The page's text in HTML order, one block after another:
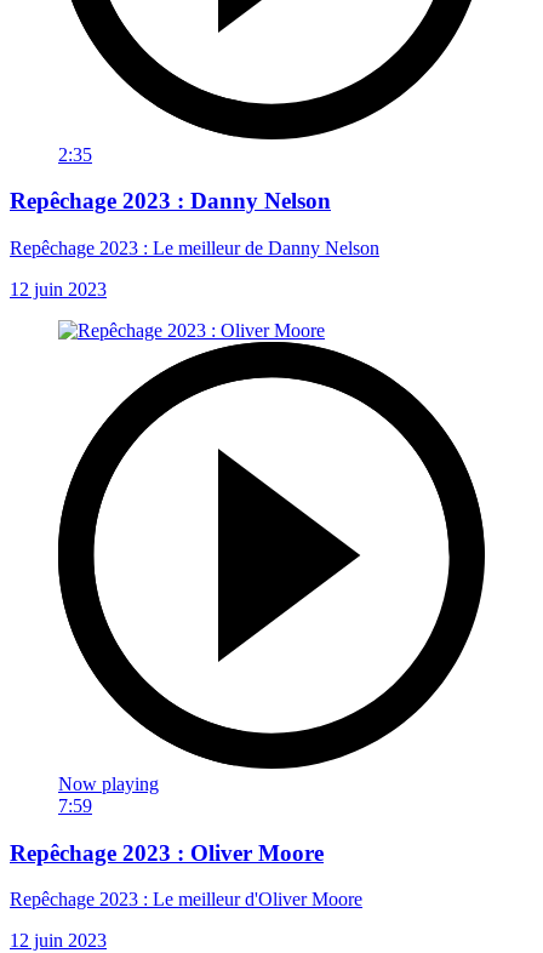
2:35
Repêchage 2023 : Danny Nelson
Repêchage 2023 : Le meilleur de Danny Nelson
12 juin 2023
Now playing
7:59
Repêchage 2023 : Oliver Moore
Repêchage 2023 : Le meilleur d'Oliver Moore
12 juin 2023